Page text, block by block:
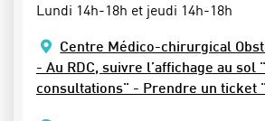
Lundi 14h-18h et jeudi 14h-18h
Centre Médico-chirurgical
- Au RDC, suivre l’affichage au sol
consultations" - Prendre un ticket